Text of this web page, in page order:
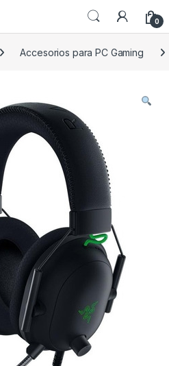
0
Accesorios para PC Gaming